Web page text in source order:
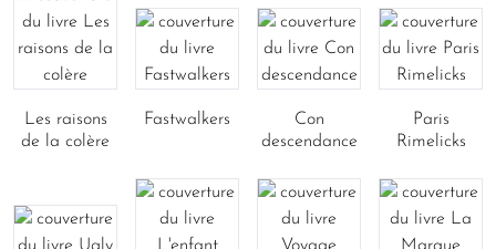
Les raisons
de la colère
Fastwalkers
Con
descendance
Paris
Rimelicks